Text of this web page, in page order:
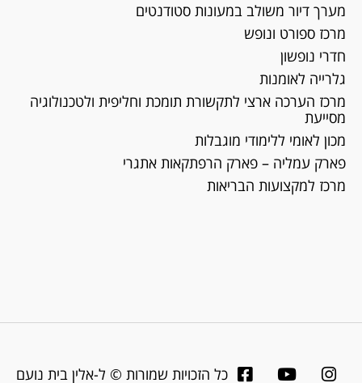
מערך דיור משולב במעונות סטודנטים
מרכז ספורט ונופש
חדרי נופשון
גלרייה לאומנות
מרכז הערכה ארצי לתקשורת תומכת וחליפית ולטכנולוגיה
מסייעת
מכון לאומי ללימודי מוגבלות
פארק עמליה – פארק הרפתקאות אתגרי
מרכז למקצועות הבריאות
כל הזכויות שמורות © ל-אלין בית נועם